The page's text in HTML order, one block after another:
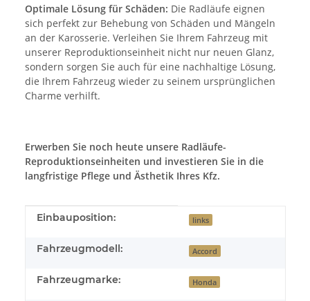
Optimale Lösung für Schäden: Die Radläufe eignen
sich perfekt zur Behebung von Schäden und Mängeln
an der Karosserie. Verleihen Sie Ihrem Fahrzeug mit
unserer Reproduktionseinheit nicht nur neuen Glanz,
sondern sorgen Sie auch für eine nachhaltige Lösung,
die Ihrem Fahrzeug wieder zu seinem ursprünglichen
Charme verhilft.
Erwerben Sie noch heute unsere Radläufe-
Reproduktionseinheiten und investieren Sie in die
langfristige Pflege und Ästhetik Ihres Kfz.
Produkteigenschaft
Wert
Einbauposition: links
Fahrzeugmodell: Accord
Fahrzeugmarke: Honda